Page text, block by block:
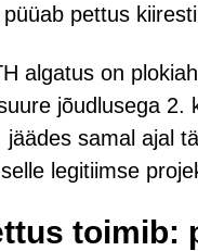
pettus
algatus on
jõudlusega 2.
jäädes samal ajal
legitiimse
toimib: